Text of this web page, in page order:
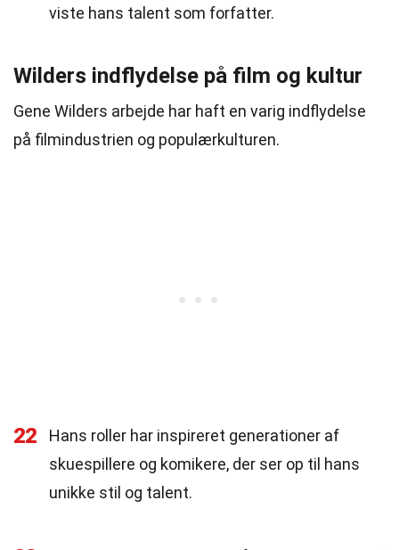
viste hans talent som forfatter.
Wilders indflydelse på film og kultur
Gene Wilders arbejde har haft en varig indflydelse
på filmindustrien og populærkulturen.
22
Hans roller har inspireret generationer af
skuespillere og komikere, der ser op til hans
unikke stil og talent.